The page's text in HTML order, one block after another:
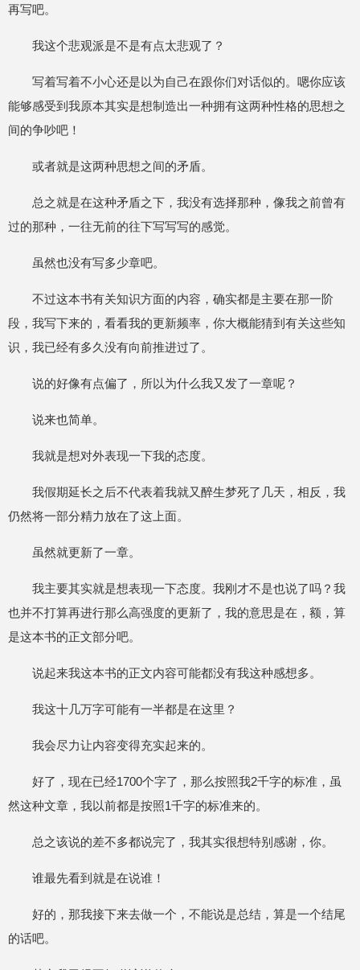
再写吧。
我这个悲观派是不是有点太悲观了？
写着写着不小心还是以为自己在跟你们对话似的。嗯你应该
能够感受到我原本其实是想制造出一种拥有这两种性格的思想之
间的争吵吧！
或者就是这两种思想之间的矛盾。
总之就是在这种矛盾之下，我没有选择那种，像我之前曾有
过的那种，一往无前的往下写写写的感觉。
虽然也没有写多少章吧。
不过这本书有关知识方面的内容，确实都是主要在那一阶
段，我写下来的，看看我的更新频率，你大概能猜到有关这些知
识，我已经有多久没有向前推进过了。
说的好像有点偏了，所以为什么我又发了一章呢？
说来也简单。
我就是想对外表现一下我的态度。
我假期延长之后不代表着我就又醉生梦死了几天，相反，我
仍然将一部分精力放在了这上面。
虽然就更新了一章。
我主要其实就是想表现一下态度。我刚才不是也说了吗？我
也并不打算再进行那么高强度的更新了，我的意思是在，额，算
是这本书的正文部分吧。
说起来我这本书的正文内容可能都没有我这种感想多。
我这十几万字可能有一半都是在这里？
我会尽力让内容变得充实起来的。
好了，现在已经1700个字了，那么按照我2千字的标准，虽
然这种文章，我以前都是按照1千字的标准来的。
总之该说的差不多都说完了，我其实很想特别感谢，你。
谁最先看到就是在说谁！
好的，那我接下来去做一个，不能说是总结，算是一个结尾
的话吧。